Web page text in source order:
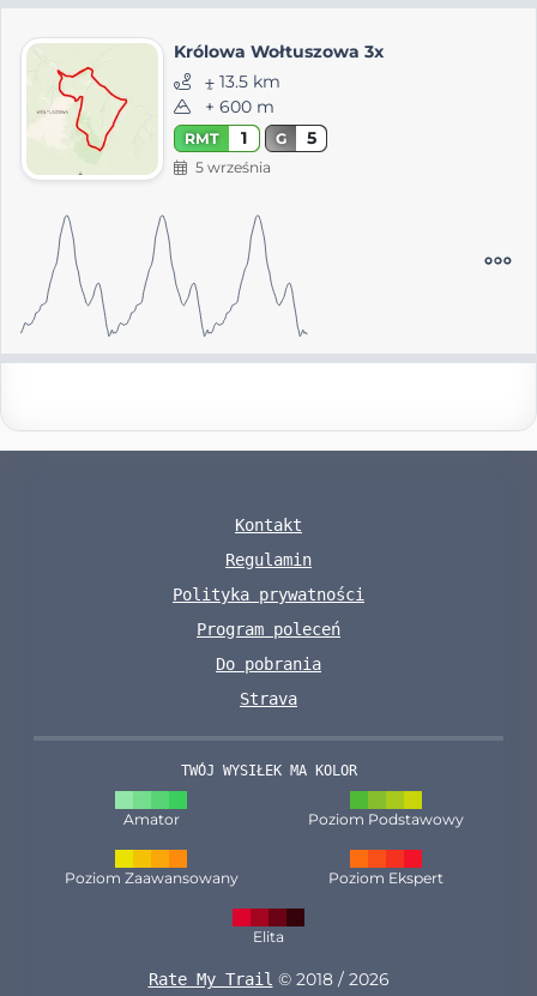
Królowa Wołtuszowa 3x
⨦ 13.5 km
+ 600 m
RMT 1 G 5
5 września
Kontakt
Regulamin
Polityka prywatności
Program poleceń
Do pobrania
Strava
TWÓJ WYSIŁEK MA KOLOR
Amator Poziom Podstawowy
Poziom Zaawansowany Poziom Ekspert
Elita
Rate My Trail © 2018 / 2026